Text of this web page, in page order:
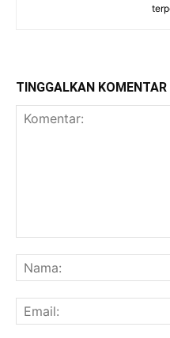
TINGGALKAN KOMENTAR